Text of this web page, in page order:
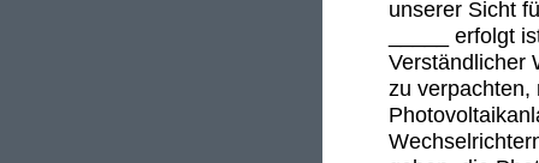
unserer Sicht
_____ erfolgt
Verständlicher
zu verpachten,